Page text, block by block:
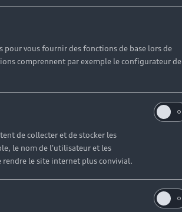
pour vous fournir des fonctions de base lors de
comprennent par exemple le configurateur de
de collecter et de stocker les
le nom de l'utilisateur et les
le site internet plus convivial.